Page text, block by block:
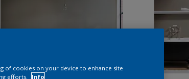
of cookies on your device to enhance site
efforts.
Info